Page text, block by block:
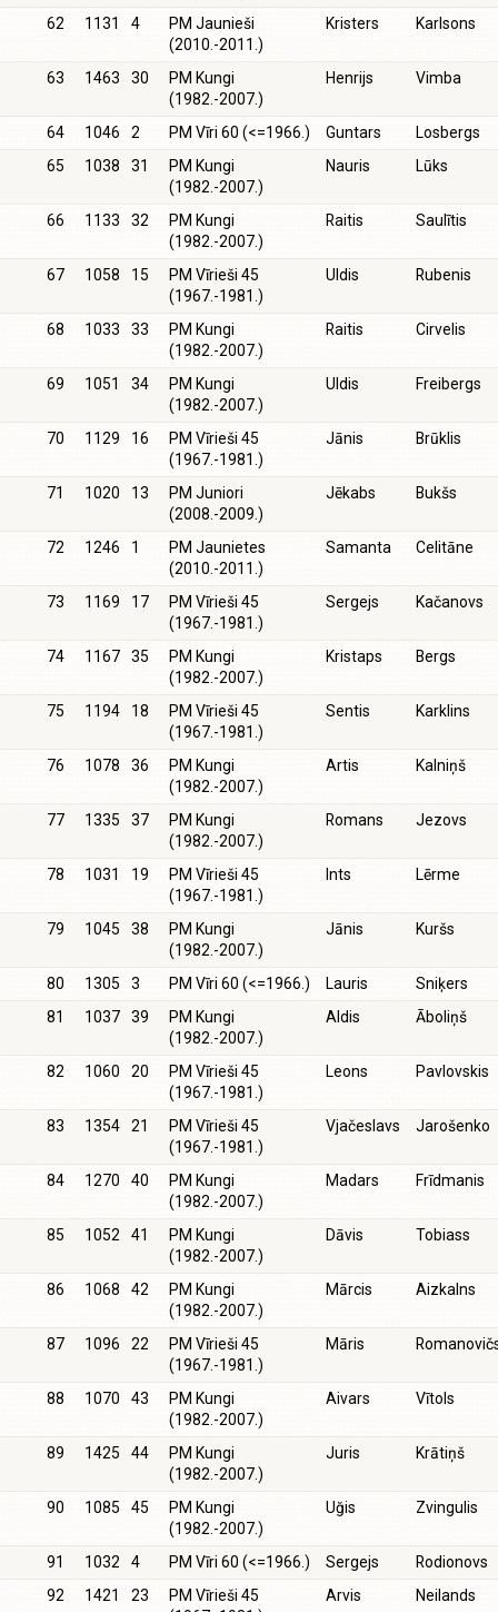
62 1131 4
PM Jaunieši
(2010.-2011.)
Kristers Karlsons
63 1463 30
PM Kungi
(1982.-2007.)
Henrijs Vimba
64 1046 2 PM Vīri 60 (<=1966.) Guntars
Losbergs
65
1038 31
PM Kungi
(1982.-2007.)
Nauris Lūks
66 1133 32
PM Kungi
(1982.-2007.)
Raitis Saulītis
67 1058 15
PM Vīrieši 45
(1967.-1981.)
Uldis Rubenis
68 1033 33
PM Kungi
(1982.-2007.)
Raitis Cirvelis
69 1051 34
PM Kungi
(1982.-2007.)
Uldis Freibergs
70 1129 16
PM Vīrieši 45
(1967.-1981.)
Jānis Brūklis
71 1020 13
PM Juniori
(2008.-2009.)
Jēkabs Bukšs
72 1246 1
PM Jaunietes
(2010.-2011.)
Samanta Celitāne
73 1169 17
PM Vīrieši 45
(1967.-1981.)
Sergejs Kačanovs
74 1167 35
PM Kungi
(1982.-2007.)
Kristaps Bergs
75 1194 18
PM Vīrieši 45
(1967.-1981.)
Sentis Karklins
76 1078 36
PM Kungi
(1982.-2007.)
Artis Kalniņš
77 1335 37
PM Kungi
(1982.-2007.)
Romans Jezovs
78 1031 19
PM Vīrieši 45
(1967.-1981.)
Ints Lērme
79 1045 38
PM Kungi
(1982.-2007.)
Jānis Kuršs
80 1305 3 PM Vīri 60 (<=1966.) Lauris
Sniķers
81
1037 39
PM Kungi
(1982.-2007.)
Aldis Āboliņš
82 1060 20
PM Vīrieši 45
(1967.-1981.)
Leons Pavlovskis
83 1354 21
PM Vīrieši 45
(1967.-1981.)
Vjačeslavs Jarošenko
84 1270 40
PM Kungi
(1982.-2007.)
Madars Frīdmanis
85 1052 41
PM Kungi
(1982.-2007.)
Dāvis Tobiass
86 1068 42
PM Kungi
(1982.-2007.)
Mārcis Aizkalns
87 1096 22
PM Vīrieši 45
(1967.-1981.)
Māris
88 1070 43
PM Kungi
(1982.-2007.)
Aivars Vītols
89 1425 44
PM Kungi
(1982.-2007.)
Juris Krātiņš
90 1085 45
PM Kungi
(1982.-2007.)
Uğis Zvingulis
91 1032 4 PM Vīri 60 (<=1966.) Sergejs
Rodionovs
92
1421 23
PM Vīrieši 45
Arvis Neilands